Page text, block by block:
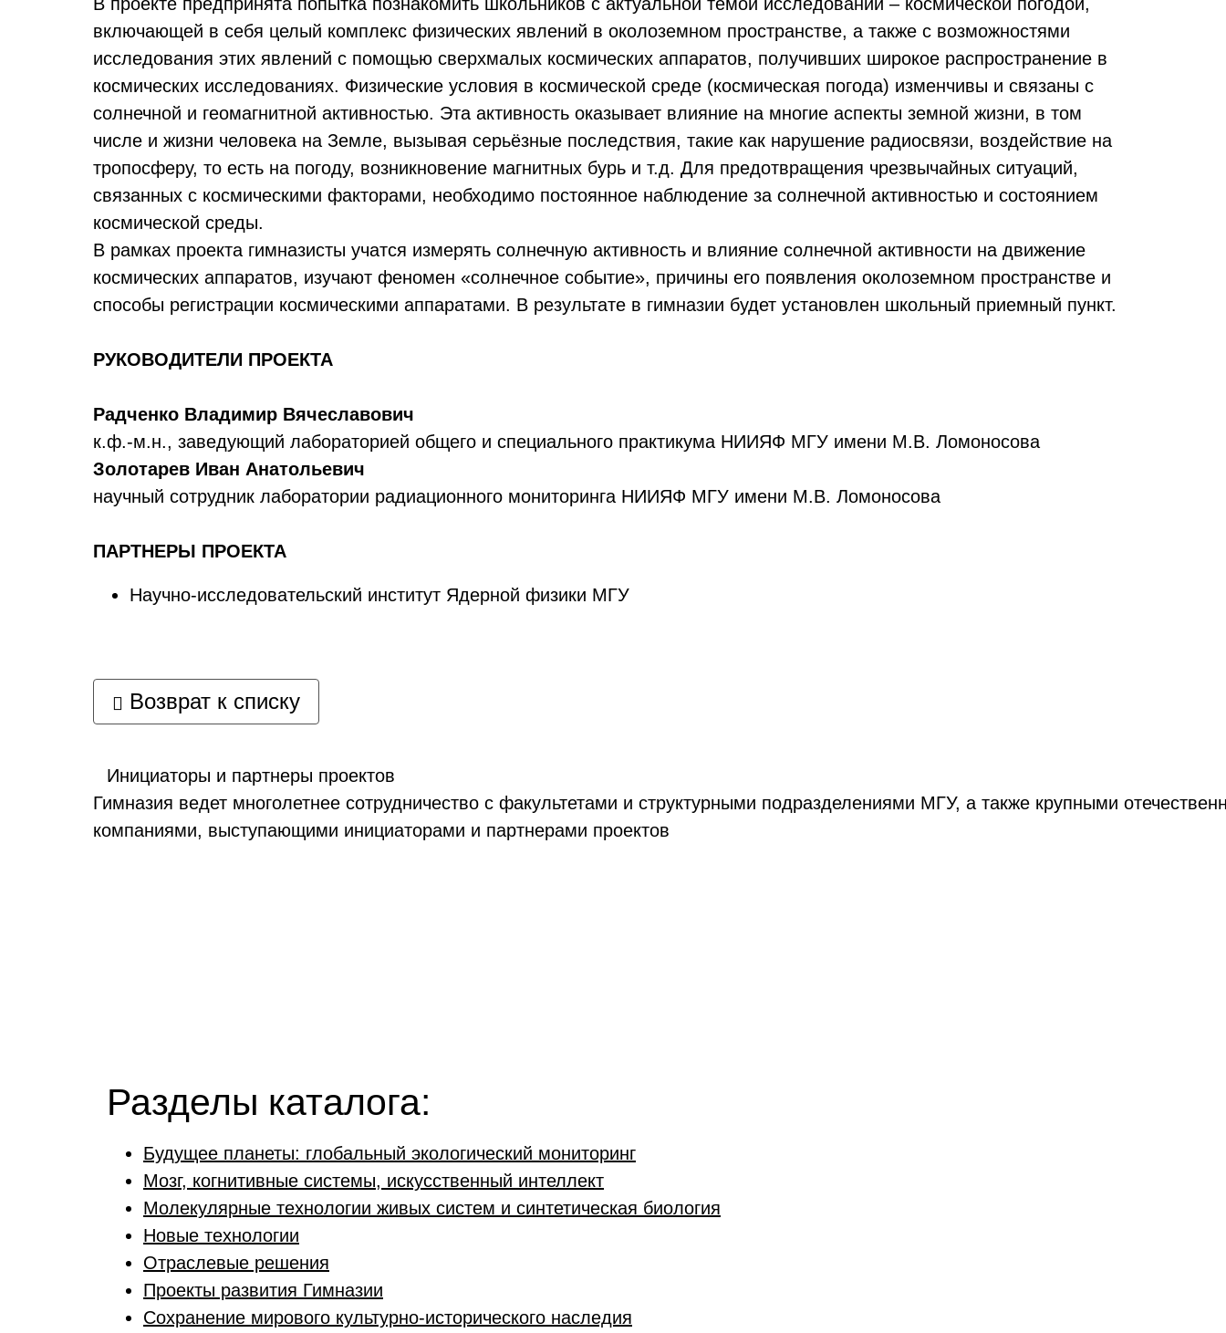
включающей в себя целый комплекс физических явлений в околоземном пространстве, а также с возможностями
исследования этих явлений с помощью сверхмалых космических аппаратов, получивших широкое распространение в
космических исследованиях. Физические условия в космической среде (космическая погода) изменчивы и связаны с
солнечной и геомагнитной активностью. Эта активность оказывает влияние на многие аспекты земной жизни, в том
числе и жизни человека на Земле, вызывая серьёзные последствия, такие как нарушение радиосвязи, воздействие на
тропосферу, то есть на погоду, возникновение магнитных бурь и т.д. Для предотвращения чрезвычайных ситуаций,
связанных с космическими факторами, необходимо постоянное наблюдение за солнечной активностью и состоянием
космической среды.
В рамках проекта гимназисты учатся измерять солнечную активность и влияние солнечной активности на движение
космических аппаратов, изучают феномен «солнечное событие», причины его появления околоземном пространстве и
способы регистрации космическими аппаратами. В результате в гимназии будет установлен школьный приемный пункт.
РУКОВОДИТЕЛИ ПРОЕКТА
Радченко Владимир Вячеславович
к.ф.-м.н., заведующий лабораторией общего и специального практикума НИИЯФ МГУ имени М.В. Ломоносова
Золотарев Иван Анатольевич
научный сотрудник лаборатории радиационного мониторинга НИИЯФ МГУ имени М.В. Ломоносова
ПАРТНЕРЫ ПРОЕКТА
Научно-исследовательский институт Ядерной физики МГУ
Возврат к списку
Инициаторы и партнеры проектов
Гимназия ведет многолетнее сотрудничество с факультетами и структурными подразделениями МГУ, а также крупными
компаниями, выступающими инициаторами и партнерами проектов
Разделы каталога:
Будущее планеты: глобальный экологический мониторинг
Мозг, когнитивные системы, искусственный интеллект
Молекулярные технологии живых систем и синтетическая биология
Новые технологии
Отраслевые решения
Проекты развития Гимназии
Сохранение мирового культурно-исторического наследия